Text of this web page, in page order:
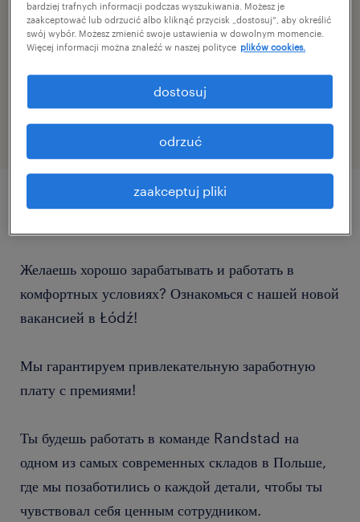
specjalizacja
склады/дистрибуция
reference number
Желаешь хорошо зарабатывать и работать в
комфортных условиях? Ознакомься с нашей новой
вакансией в Łódź!
Мы гарантируем привлекательную заработную
плату с премиями!
Ты будешь работать в команде Randstad на
одном из самых современных складов в Польше,
где мы позаботились о каждой детали, чтобы ты
чувствовал себя ценным сотрудником.
bardziej trafnych informacji podczas wyszukiwania. Możesz je
zaakceptować lub odrzucić albo kliknąć przycisk „dostosuj”, aby określić
swój wybór. Możesz zmienić swoje ustawienia w dowolnym momencie.
Więcej informacji można znaleźć w naszej polityce plików cookies.
zaakceptuj pliki
odrzuć
dostosuj